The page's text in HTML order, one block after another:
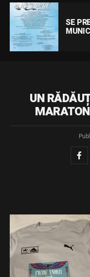
SE
UN